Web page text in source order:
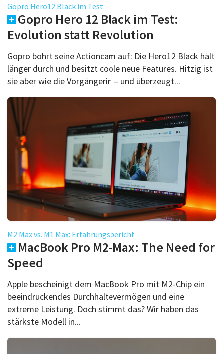
Gopro Hero12 Black im Test
Gopro Hero 12 Black im Test:
Evolution statt Revolution
Gopro bohrt seine Actioncam auf: Die Hero12 Black hält
länger durch und besitzt coole neue Features. Hitzig ist
sie aber wie die Vorgängerin – und überzeugt...
M2 Max vs. M1 Max: Erfahrungsbericht
MacBook Pro M2-Max: The Need for
Speed
Apple bescheinigt dem MacBook Pro mit M2-Chip ein
beeindruckendes Durchhaltevermögen und eine
extreme Leistung. Doch stimmt das? Wir haben das
stärkste Modell in...